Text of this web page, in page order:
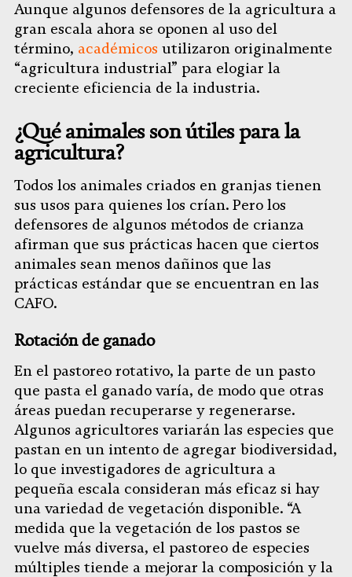
Aunque algunos defensores de la agricultura a
gran escala ahora se oponen al uso del
término, académicos utilizaron originalmente
“agricultura industrial” para elogiar la
creciente eficiencia de la industria.
¿Qué animales son útiles para la
agricultura?
Todos los animales criados en granjas tienen
sus usos para quienes los crían. Pero los
defensores de algunos métodos de crianza
afirman que sus prácticas hacen que ciertos
animales sean menos dañinos que las
prácticas estándar que se encuentran en las
CAFO.
Rotación de ganado
En el pastoreo rotativo, la parte de un pasto
que pasta el ganado varía, de modo que otras
áreas puedan recuperarse y regenerarse.
Algunos agricultores variarán las especies que
pastan en un intento de agregar biodiversidad,
lo que investigadores de agricultura a
pequeña escala consideran más eficaz si hay
una variedad de vegetación disponible. “A
medida que la vegetación de los pastos se
vuelve más diversa, el pastoreo de especies
múltiples tiende a mejorar la composición y la